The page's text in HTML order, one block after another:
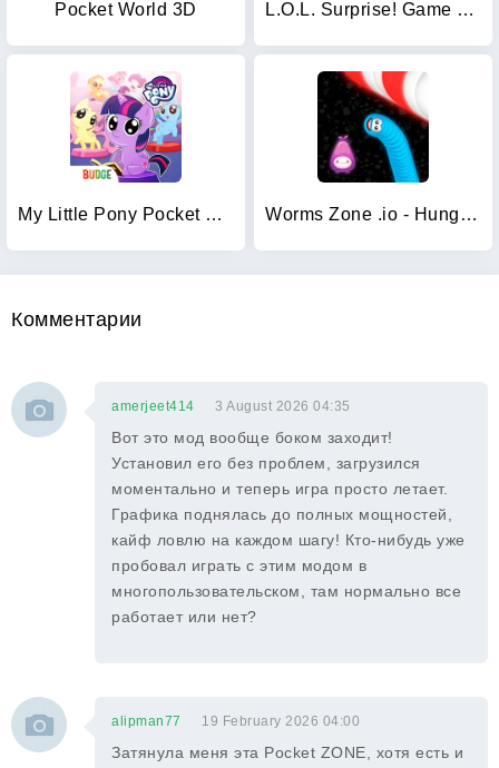
Pocket World 3D L.O.L. Surprise! Game Zone
My Little Pony Pocket Ponies Worms Zone .io - Hungry Snake
Комментарии
amerjeet414 3 August 2026 04:35
Вот это мод вообще боком заходит!
Установил его без проблем, загрузился
моментально и теперь игра просто летает.
Графика поднялась до полных мощностей,
кайф ловлю на каждом шагу! Кто-нибудь уже
пробовал играть с этим модом в
многопользовательском, там нормально все
работает или нет?
alipman77 19 February 2026 04:00
Затянула меня эта Pocket ZONE, хотя есть и